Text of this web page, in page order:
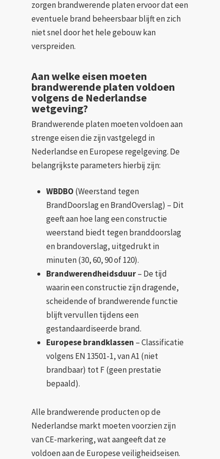
zorgen brandwerende platen ervoor dat een
eventuele brand beheersbaar blijft en zich
niet snel door het hele gebouw kan
verspreiden.
Aan welke eisen moeten
brandwerende platen voldoen
volgens de Nederlandse
wetgeving?
Brandwerende platen moeten voldoen aan
strenge eisen die zijn vastgelegd in
Nederlandse en Europese regelgeving. De
belangrijkste parameters hierbij zijn:
WBDBO (Weerstand tegen
BrandDoorslag en BrandOverslag) – Dit
geeft aan hoe lang een constructie
weerstand biedt tegen branddoorslag
en brandoverslag, uitgedrukt in
minuten (30, 60, 90 of 120).
Brandwerendheidsduur– De tijd
waarin een constructie zijn dragende,
scheidende of brandwerende functie
blijft vervullen tijdens een
gestandaardiseerde brand.
Europese brandklassen – Classificatie
volgens EN 13501-1, van A1 (niet
brandbaar) tot F (geen prestatie
bepaald).
Alle brandwerende producten op de
Nederlandse markt moeten voorzien zijn
van CE-markering, wat aangeeft dat ze
voldoen aan de Europese veiligheidseisen.